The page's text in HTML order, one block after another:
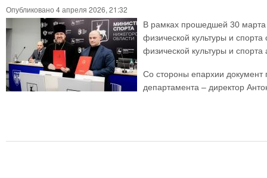
Опубликовано 4 апреля 2026, 21:32
В рамках прошедшей 30 марта
физической культуры и
физической культуры и
Со стороны епархии
департамента – директор